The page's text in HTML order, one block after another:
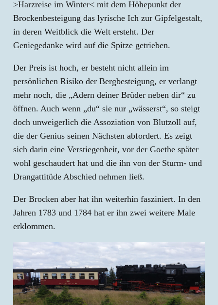
>Harzreise im Winter< mit dem Höhepunkt der
Brockenbesteigung das lyrische Ich zur Gipfelgestalt,
in deren Weitblick die Welt ersteht. Der
Geniegedanke wird auf die Spitze getrieben.
Der Preis ist hoch, er besteht nicht allein im
persönlichen Risiko der Bergbesteigung, er verlangt
mehr noch, die „Adern deiner Brüder neben dir“ zu
öffnen. Auch wenn „du“ sie nur „wässerst“, so steigt
doch unweigerlich die Assoziation von Blutzoll auf,
die der Genius seinen Nächsten abfordert. Es zeigt
sich darin eine Verstiegenheit, vor der Goethe später
wohl geschaudert hat und die ihn von der Sturm- und
Drangattitüde Abschied nehmen ließ.
Der Brocken aber hat ihn weiterhin fasziniert. In den
Jahren 1783 und 1784 hat er ihn zwei weitere Male
erklommen.